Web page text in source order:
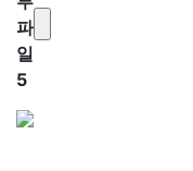
파
일
5